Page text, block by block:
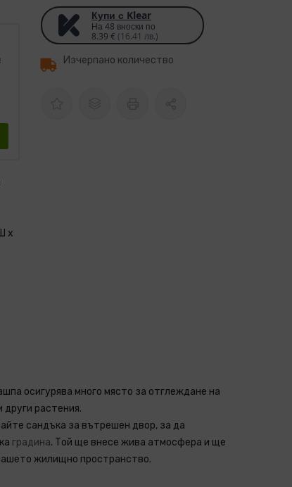
x
Купи с Klear
На 48 вноски по
8.39 €(16.41 лв.)
Изчерпано количество
осигурява много място за отглеждане на
други растения.
сандъка за вътрешен двор, за да
градина. Той ще внесе жива атмосфера и ще
жилищно пространство.